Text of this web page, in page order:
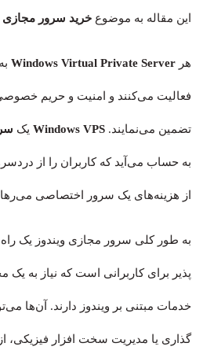
این مقاله به موضوع خرید سرور مجازی
هر Windows Virtual Private Server
فعالیت می‌کنند و امنیت و حریم خصوصی
تضمین می‌نمایند. Windows VPS یک
به حساب می‌آید که کاربران را از
از هزینه‌های یک سرور اختصاصی
به طور کلی سرور مجازی ویندوز یک
پذیر برای کاربرانی است که نیاز به یک
خدمات مبتنی بر ویندوز دارند. آن‌ها
گذاری یا مدیریت سخت افزار فیزیکی،